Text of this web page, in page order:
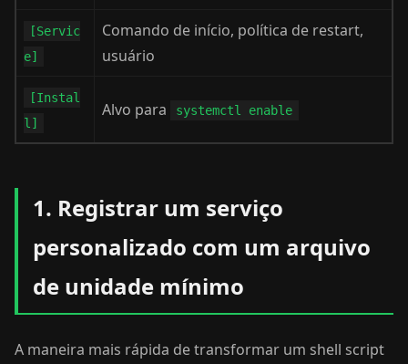
[Servic
e]
Comando de início, política de restart,
usuário
[Instal
l]
Alvo para systemctl enable
1. Registrar um serviço
personalizado com um arquivo
de unidade mínimo
A maneira mais rápida de transformar um shell script